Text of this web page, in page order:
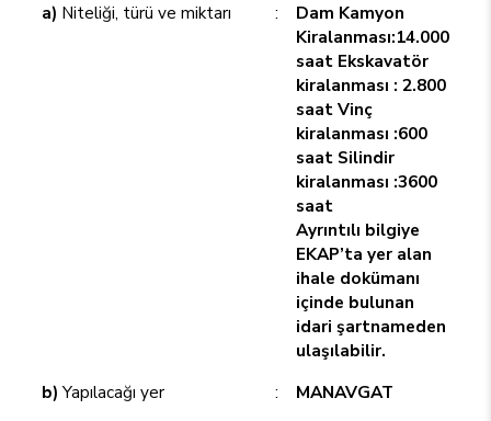
a) Niteliği, türü ve miktarı :
Dam Kamyon
Kiralanması:14.000
saat Ekskavatör
kiralanması : 2.800
saat Vinç
kiralanması :600
saat Silindir
kiralanması :3600
saat
Ayrıntılı bilgiye
EKAP’ta yer alan
ihale dokümanı
içinde bulunan
idari şartnameden
ulaşılabilir.
b)Yapılacağı yer :
MANAVGAT